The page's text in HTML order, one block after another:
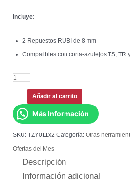
Incluye:
2 Repuestos RUBI de 8 mm
Compatibles con corta-azulejos TS, TR
Añadir al carrito
Más Información
SKU:TZY011x2 Categoría:Otras
Ofertas del Mes
Descripción
Información adicional